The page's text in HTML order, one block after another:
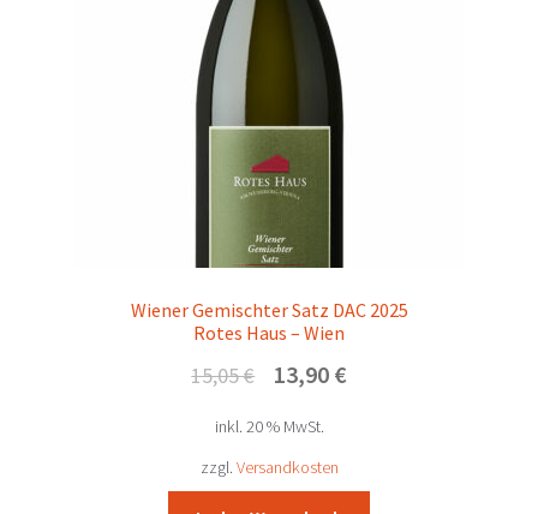
Wiener Gemischter Satz DAC 2025
Rotes Haus – Wien
15,05€
Ursprünglicher
war:
15,05 €
13,90 €Aktueller
inkl. 20 % MwSt.
zzgl. Versandkosten